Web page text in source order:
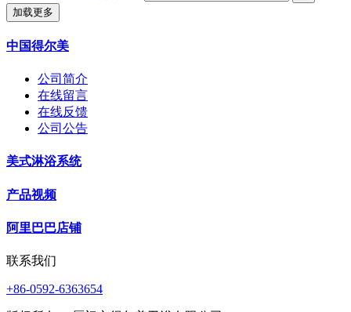
加载更多
中国得尔美
公司简介
在线留言
在线反馈
公司公告
美式淋浴系统
产品视频
阿里巴巴店铺
联系我们
+86-0592-6363654